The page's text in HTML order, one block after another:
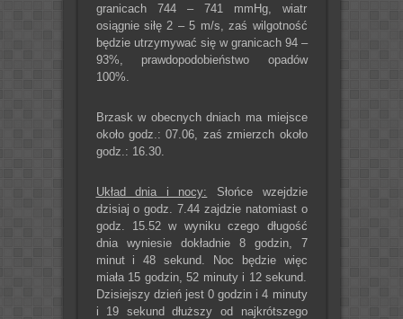
granicach 744 – 741 mmHg, wiatr
osiągnie siłę 2 – 5 m/s, zaś wilgotność
będzie utrzymywać się w granicach 94 –
93%, prawdopodobieństwo opadów
100%.
Brzask w obecnych dniach ma miejsce
około godz.: 07.06, zaś zmierzch około
godz.: 16.30.
Układ dnia i nocy: Słońce wzejdzie
dzisiaj o godz. 7.44 zajdzie natomiast o
godz. 15.52 w wyniku czego długość
dnia wyniesie dokładnie 8 godzin, 7
minut i 48 sekund. Noc będzie więc
miała 15 godzin, 52 minuty i 12 sekund.
Dzisiejszy dzień jest 0 godzin i 4 minuty
i 19 sekund dłuższy od najkrótszego